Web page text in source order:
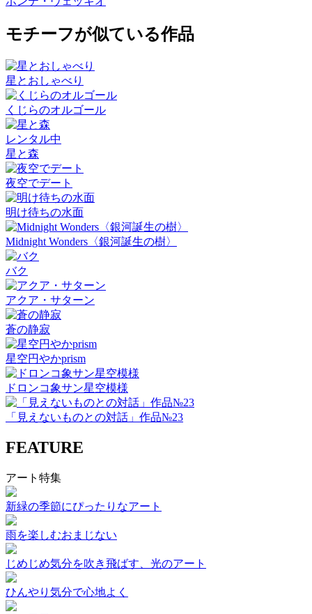
モチーフが似ている作品
星とおしゃべり
くじらのオルゴール
レンタル中
星と森
夜空でデート
明け待ちの水面
Midnight Wonders〈銀河誕生の樹〉
バク
アクア・サターン
蒼の静寂
星空円やかprism
ドロンコ象サン星空模様
「見えないものとの対話」作品№23
FEATURE
アート特集
新緑の季節にぴったりなアート
雨を楽しむおまじない
じめじめ気分を吹き飛ばす、光のアート
ひんやり気分で心地よく